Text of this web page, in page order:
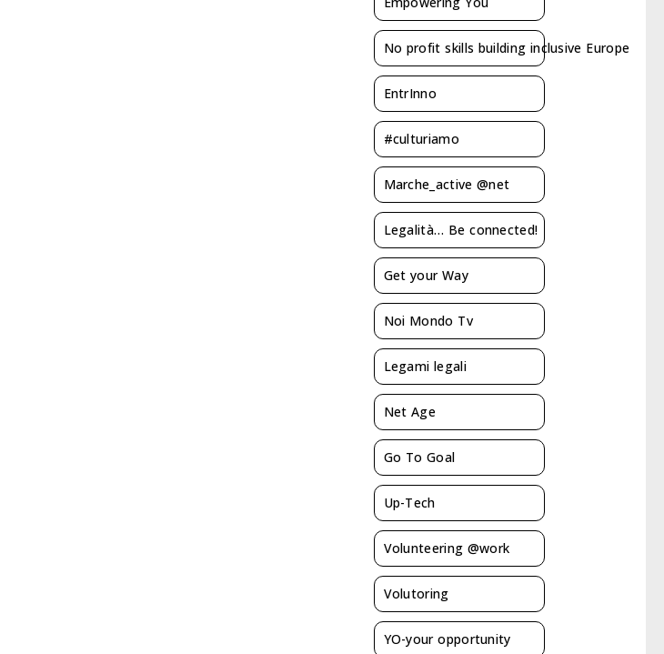
No profit skills building inclusive Europe
EntrInno
#culturiamo
Marche_active @net
Legalità… Be connected!
Get your Way
Noi Mondo Tv
Legami legali
Net Age
Go To Goal
Up-Tech
Volunteering @work
Volutoring
YO-your opportunity